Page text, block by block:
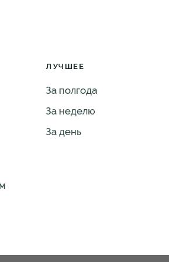
ЛУЧШЕЕ
За полгода
За неделю
За день